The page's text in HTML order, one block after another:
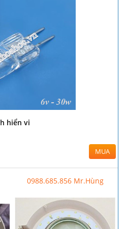
hiển vi
MUA
0988.685.856 Mr.Hùng